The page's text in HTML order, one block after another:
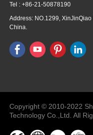
Tel : +86-21-50878190
Address: NO.1299,
China.
Machine
Copyright © 2010-2022
Technology Co.,Ltd. All